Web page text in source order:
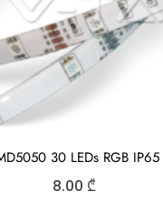
30 LEDs RGB
8.00 ₾